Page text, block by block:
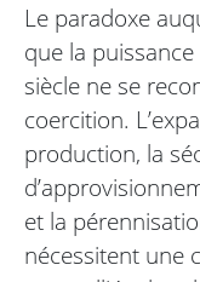
Le paradoxe
que la
siècle ne se
coercition.
production, la
et la
nécessitent une